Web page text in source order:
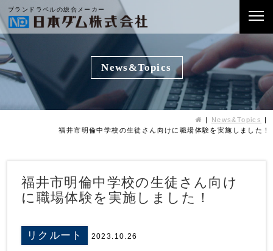
ブランドラベルの総合メーカー
News&Topics
News&Topics
福井市明倫中学校の生徒さん向けに職場体験を実施しました！
福井市明倫中学校の生徒さん向け
に職場体験を実施しました！
リクルート 2023.10.26